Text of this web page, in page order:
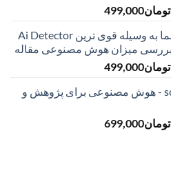
تومان399,000
تومان499,000محدوده
تومان199,000
تا
تومان499,000
بررسی مقالات شما به وسیله قوی ترین Ai Detector
تومان499,000محدوده
تومان299,000
تومان499,000
اکانت پرمیوم scite - هوش مصنوعی برای پژوهش و
تومان699,000محدوده